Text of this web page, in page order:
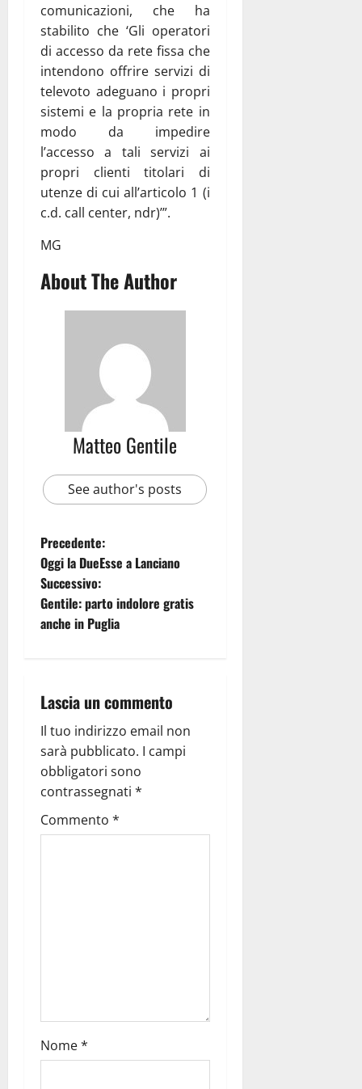
comunicazioni, che ha
stabilito che ‘Gli operatori
di accesso da rete fissa che
intendono offrire servizi di
televoto adeguano i propri
sistemi e la propria rete in
modo da impedire
l’accesso a tali servizi ai
propri clienti titolari di
utenze di cui all’articolo 1 (i
c.d. call center, ndr)’”.
MG
About The Author
Matteo Gentile
See author's posts
Precedente:
Oggi la DueEsse a Lanciano
Successivo:
Gentile: parto indolore gratis
anche in Puglia
Lascia un commento
Il tuo indirizzo email non
sarà pubblicato. I campi
obbligatori sono
contrassegnati *
Commento *
Nome*